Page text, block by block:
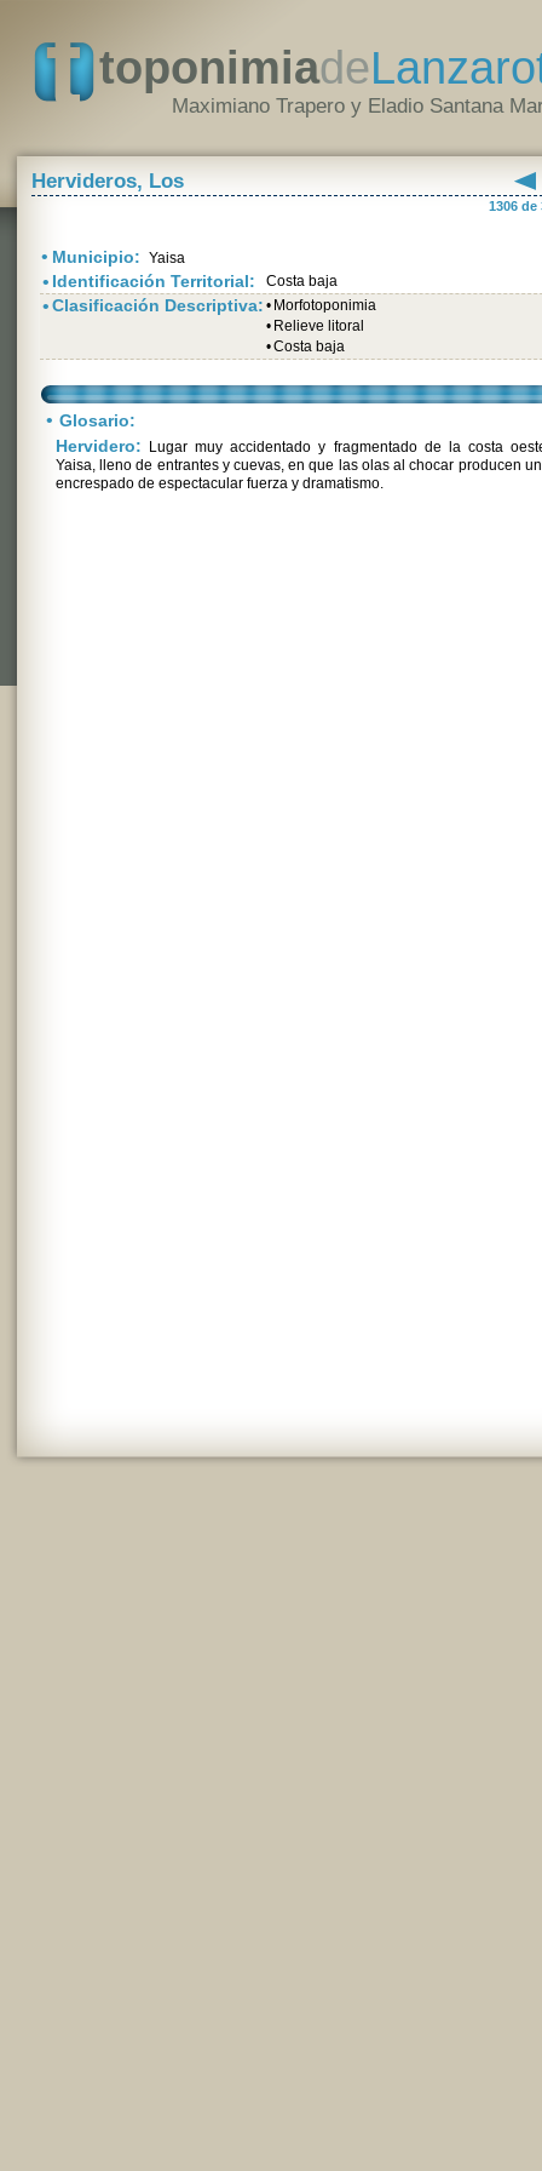
toponimiade
Maximiano Trapero y Eladio Santana
Hervideros, Los
1306 de
• Municipio: Yaisa
• Identificación Territorial: Costa baja
•Clasificación Descriptiva: • Morfotoponimia
• Relieve litoral
•Costa baja
• Glosario:
Hervidero: Lugar muy accidentado y fragmentado de la costa
Yaisa, lleno de entrantes y cuevas, en que las olas al chocar producen
encrespado de espectacular fuerza y dramatismo.